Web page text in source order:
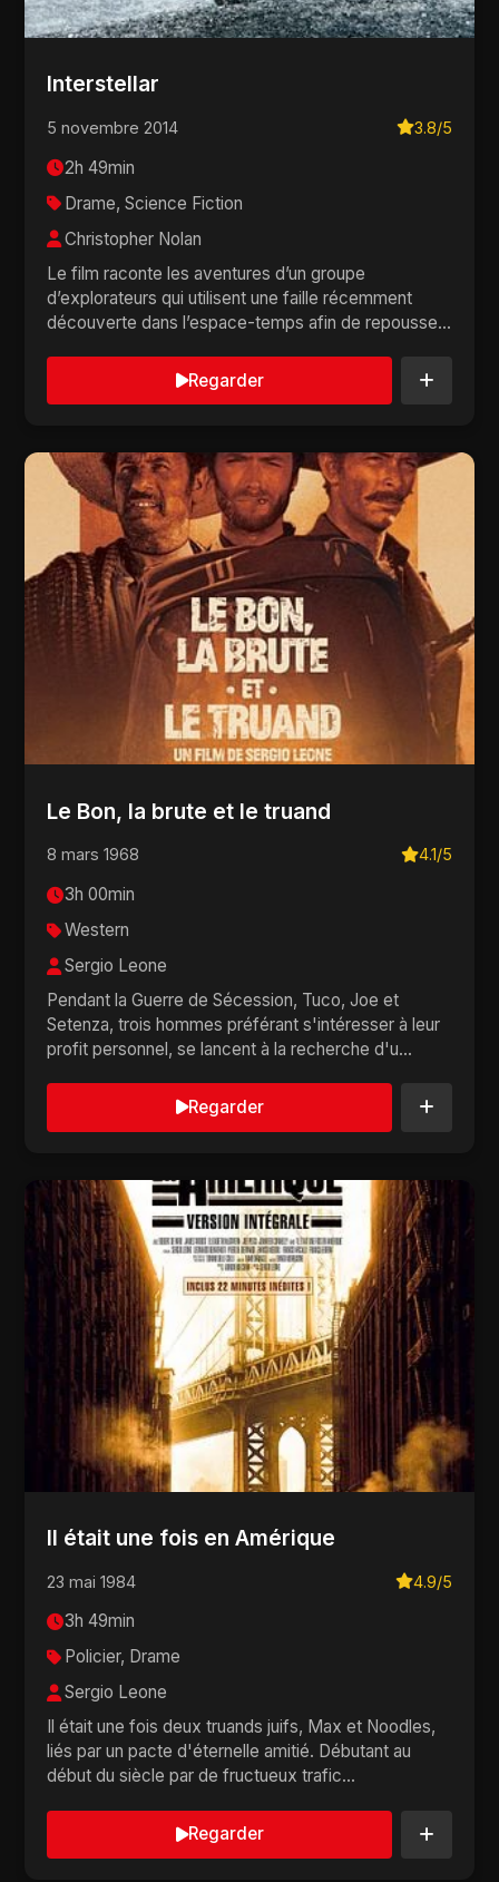
Interstellar
5 novembre 2014 3.8/5
2h 49min
Drame, Science Fiction
Christopher Nolan
Le film raconte les aventures d’un groupe
d’explorateurs qui utilisent une faille récemment
découverte dans l’espace-temps afin de repousser
Regarder
Le Bon, la brute et le truand
8 mars 1968 4.1/5
3h 00min
Western
Sergio Leone
Pendant la Guerre de Sécession, Tuco, Joe et
Setenza, trois hommes préférant s'intéresser à leur
profit personnel, se lancent à la recherche d'u...
Regarder
Il était une fois en Amérique
23 mai 1984 4.9/5
3h 49min
Policier, Drame
Sergio Leone
Il était une fois deux truands juifs, Max et Noodles,
liés par un pacte d'éternelle amitié. Débutant au
début du siècle par de fructueux trafic...
Regarder